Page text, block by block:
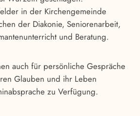
in der Kirchengemeinde
der Diakonie, Seniorenarbeit,
und Beratung.
auch für persönliche Gespräche
Glauben und ihr Leben
zu Verfügung.